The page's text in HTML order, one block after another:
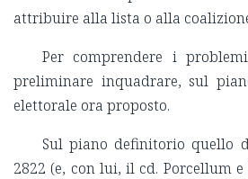
attribuire alla lista o alla
Per comprendere i
preliminare inquadrare, sul
elettorale ora proposto.
Sul piano definitorio quello
2822 (e, con lui, il cd. Porcellum